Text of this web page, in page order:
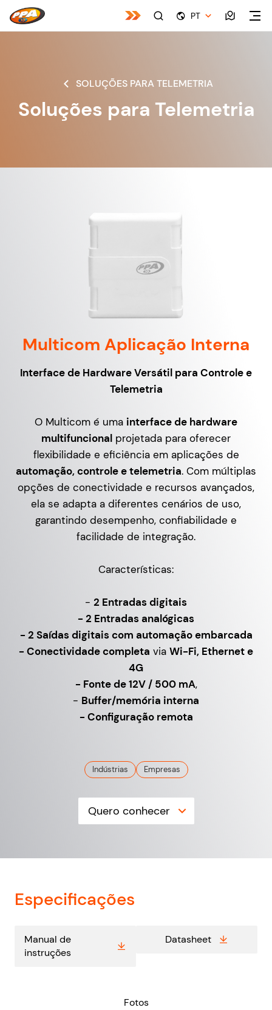
PT
SOLUÇÕES PARA TELEMETRIA
Soluções para Telemetria
Multicom Aplicação Interna
Interface de Hardware Versátil para Controle e
Telemetria
O Multicom é uma interface de hardware
multifuncional projetada para oferecer
flexibilidade e eficiência em aplicações de
automação, controle e telemetria. Com múltiplas
opções de conectividade e recursos avançados,
ela se adapta a diferentes cenários de uso,
garantindo desempenho, confiabilidade e
facilidade de integração.
Características:
- 2 Entradas digitais
- 2 Entradas analógicas
- 2 Saídas digitais com automação embarcada
- Conectividade completa via Wi-Fi, Ethernet e
4G
- Fonte de 12V / 500 mA,
- Buffer/memória interna
- Configuração remota
Indústrias Empresas
Quero conhecer
Especificações
Manual de
instruções
Datasheet
Fotos